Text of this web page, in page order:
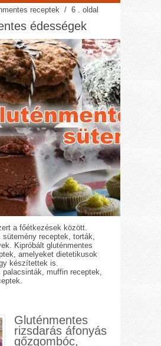
receptek / 6 . oldal
édességek
a főétkezések között.
sütemény receptek, torták,
Kipróbált gluténmentes
amelyeket dietetikusok
készítettek is.
palacsinták, muffin receptek,
Gluténmentes
rizsdarás áfonyás
gőzgombóc,